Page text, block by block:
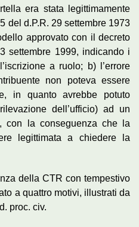
era stata legittimamente
del d.P.R. 29 settembre 1973
approvato con il decreto
settembre 1999, indicando i
a ruolo; b) l’errore
non poteva essere
in quanto avrebbe potuto
dell’ufficio) ad un
con la conseguenza che la
legittimata a chiedere la
della CTR con tempestivo
a quattro motivi, illustrati da
proc. civ.